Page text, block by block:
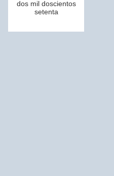
dos mil doscientos
setenta